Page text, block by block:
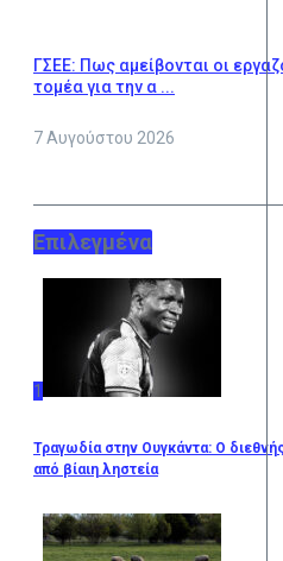
ΓΣΕΕ: Πως αμείβονται οι
τομέα για την α ...
7 Αυγούστου 2026
Επιλεγμένα
1
Τραγωδία στην Ουγκάντα: Ο
από βίαιη ληστεία